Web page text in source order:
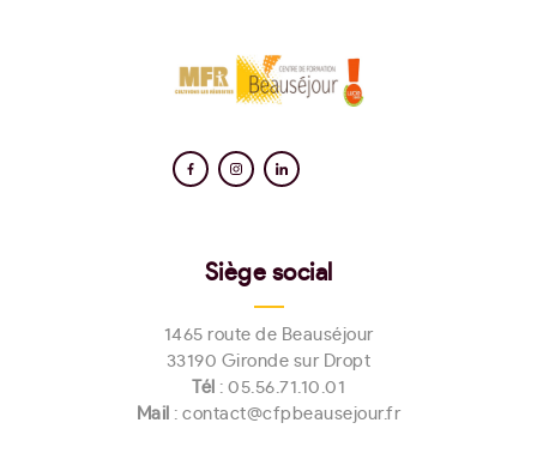
Siège social
1465 route de Beauséjour
33190 Gironde sur Dropt
Tél : 05.56.71.10.01
Mail : contact@cfpbeausejour.fr